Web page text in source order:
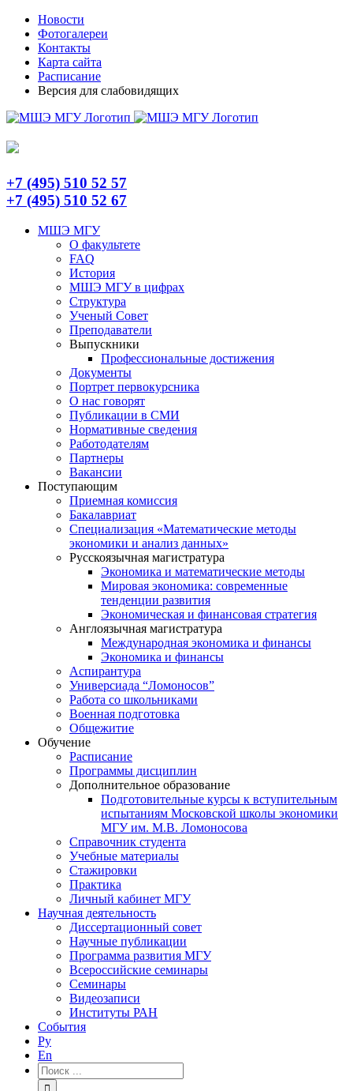
Skip
content
TelegramНовости
Фотогалереи
Контакты
Карта сайта
Расписание
Версия для слабовидящих
+7 (495) 510 52 57
+7 (495) 510 52 67
МШЭ МГУ
О факультете
FAQ
История
МШЭ МГУ в цифрах
Структура
Ученый Совет
Преподаватели
Выпускники
Профессиональные достижения
Документы
Портрет первокурсника
О нас говорят
Публикации в СМИ
Нормативные сведения
Работодателям
Партнеры
Вакансии
Поступающим
Приемная комиссия
Бакалавриат
Специализация «Математические методы
экономики и анализ данных»
Русскоязычная магистратура
Экономика и математические методы
Мировая экономика: современные
тенденции развития
Экономическая и финансовая стратегия
Англоязычная магистратура
Международная экономика и финансы
Экономика и финансы
Аспирантура
Универсиада “Ломоносов”
Работа со школьниками
Военная подготовка
Общежитие
Обучение
Расписание
Программы дисциплин
Дополнительное образование
Подготовительные курсы к вступительным
испытаниям Московской школы экономики
МГУ им. М.В. Ломоносова
Справочник студента
Учебные материалы
Стажировки
Практика
Личный кабинет МГУ
Научная деятельность
Диссертационный совет
Научные публикации
Программа развития МГУ
Всероссийские семинары
Семинары
Видеозаписи
Институты РАН
События
Ру
En
Результат
поиска: